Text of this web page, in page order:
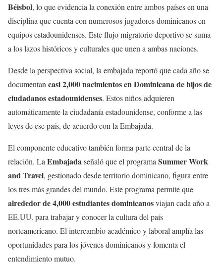
Béisbol, lo que evidencia la conexión entre ambos países en una
disciplina que cuenta con numerosos jugadores dominicanos en
equipos estadounidenses. Este flujo migratorio deportivo se suma
a los lazos históricos y culturales que unen a ambas naciones.
Desde la perspectiva social, la embajada reportó que cada año se
documentan casi 2,000 nacimientos en Dominicana de hijos de
ciudadanos estadounidenses. Estos niños adquieren
automáticamente la ciudadanía estadounidense, conforme a las
leyes de ese país, de acuerdo con la Embajada.
El componente educativo también forma parte central de la
relación. La Embajadaseñaló que el programa Summer Work
and Travel, gestionado desde territorio dominicano, figura entre
los tres más grandes del mundo. Este programa permite que
alrededor de 4,000 estudiantes dominicanosviajan cada año a
EE.UU. para trabajar y conocer la cultura del país
norteamericano. El intercambio académico y laboral amplía las
oportunidades para los jóvenes dominicanos y fomenta el
entendimiento mutuo.